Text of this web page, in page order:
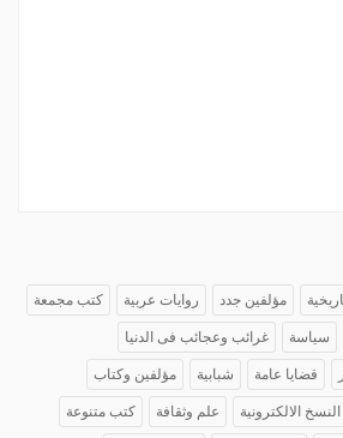
مؤلفين جدد روايات عربية كتب مجمعة
سياسة غرائب وعجائب فى الدنيا
قضايا عامة شبابية مؤلفين وكتاب
الالكترونية علم وثقافة كتب متنوعة